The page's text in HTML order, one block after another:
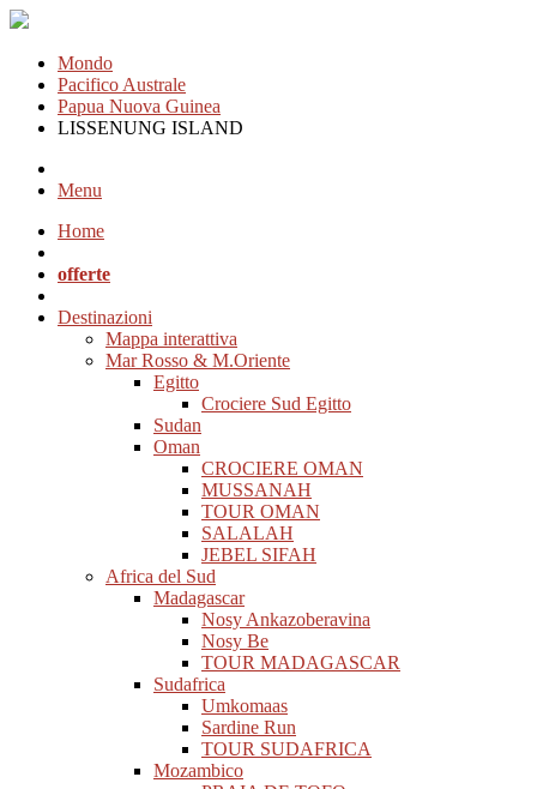
Mondo
Pacifico Australe
Papua Nuova Guinea
LISSENUNG ISLAND
Menu
Home
offerte
Destinazioni
Mappa interattiva
Mar Rosso & M.Oriente
Egitto
Crociere Sud Egitto
Sudan
Oman
CROCIERE OMAN
MUSSANAH
TOUR OMAN
SALALAH
JEBEL SIFAH
Africa del Sud
Madagascar
Nosy Ankazoberavina
Nosy Be
TOUR MADAGASCAR
Sudafrica
Umkomaas
Sardine Run
TOUR SUDAFRICA
Mozambico